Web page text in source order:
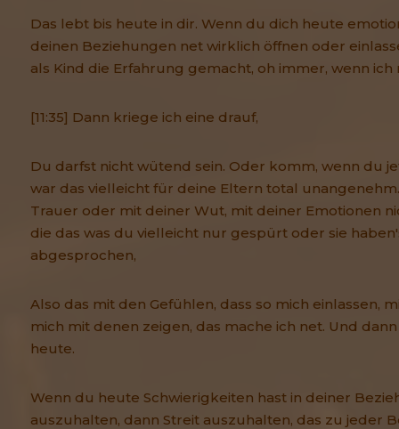
Das lebt bis heute in dir. Wenn du dich heute
deinen Beziehungen net wirklich öffnen oder
als Kind die Erfahrung gemacht, oh immer, wenn ich
[11:35] Dann kriege ich eine drauf,
Du darfst nicht wütend sein. Oder komm, wenn du
war das vielleicht für deine Eltern total
Trauer oder mit deiner Wut, mit deiner Emotionen
die das was du vielleicht nur gespürt oder sie
abgesprochen,
Also das mit den Gefühlen, dass so mich einlassen,
mich mit denen zeigen, das mache ich net. Und
heute.
Wenn du heute Schwierigkeiten hast in deiner
auszuhalten, dann Streit auszuhalten, das zu jeder